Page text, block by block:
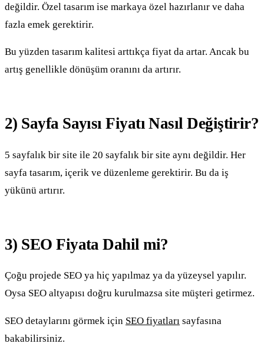
değildir. Özel tasarım ise markaya özel hazırlanır ve daha
fazla emek gerektirir.
Bu yüzden tasarım kalitesi arttıkça fiyat da artar. Ancak bu
artış genellikle dönüşüm oranını da artırır.
2) Sayfa Sayısı Fiyatı Nasıl Değiştirir?
5 sayfalık bir site ile 20 sayfalık bir site aynı değildir. Her
sayfa tasarım, içerik ve düzenleme gerektirir. Bu da iş
yükünü artırır.
3) SEO Fiyata Dahil mi?
Çoğu projede SEO ya hiç yapılmaz ya da yüzeysel yapılır.
Oysa SEO altyapısı doğru kurulmazsa site müşteri getirmez.
SEO detaylarını görmek için SEO fiyatları sayfasına
bakabilirsiniz.